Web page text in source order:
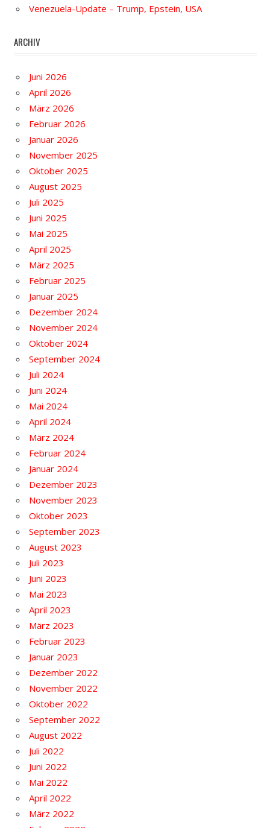
Venezuela-Update – Trump, Epstein, USA
ARCHIV
Juni 2026
April 2026
März 2026
Februar 2026
Januar 2026
November 2025
Oktober 2025
August 2025
Juli 2025
Juni 2025
Mai 2025
April 2025
März 2025
Februar 2025
Januar 2025
Dezember 2024
November 2024
Oktober 2024
September 2024
Juli 2024
Juni 2024
Mai 2024
April 2024
März 2024
Februar 2024
Januar 2024
Dezember 2023
November 2023
Oktober 2023
September 2023
August 2023
Juli 2023
Juni 2023
Mai 2023
April 2023
März 2023
Februar 2023
Januar 2023
Dezember 2022
November 2022
Oktober 2022
September 2022
August 2022
Juli 2022
Juni 2022
Mai 2022
April 2022
März 2022